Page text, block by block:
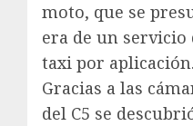
moto, que se
era de un servicio
taxi por aplicación.
Gracias a las
del C5 se